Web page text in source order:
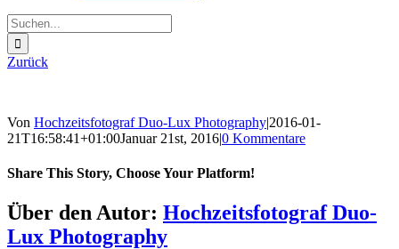
Suche
nach:
Zurück
Von Hochzeitsfotograf Duo-Lux Photography|2016-01-
21T16:58:41+01:00Januar 21st, 2016|0 Kommentare
Share This Story, Choose Your Platform!
Sharing_facebook
Sharing_twitter
Sharing_reddit
Über den Autor: Hochzeitsfotograf Duo-
Lux Photography